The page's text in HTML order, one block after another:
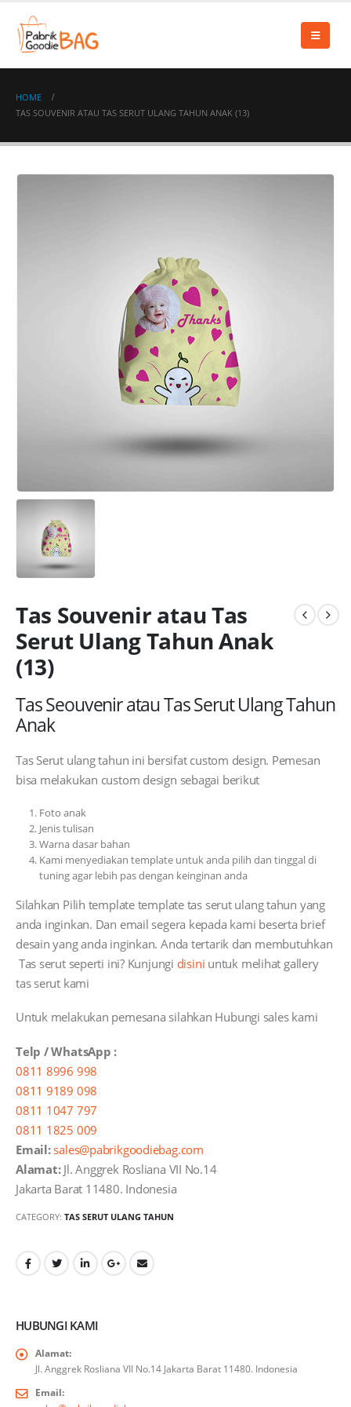
HOME
TAS SOUVENIR ATAU TAS SERUT ULANG TAHUN ANAK (13)
Tas Souvenir atau Tas
Serut Ulang Tahun Anak
(13)
Tas Seouvenir atau Tas Serut Ulang Tahun
Anak
Tas Serut ulang tahun ini bersifat custom design. Pemesan
bisa melakukan custom design sebagai berikut
Foto anak
Jenis tulisan
Warna dasar bahan
Kami menyediakan template untuk anda pilih dan tinggal di
tuning agar lebih pas dengan keinginan anda
Silahkan Pilih template template tas serut ulang tahun yang
anda inginkan. Dan email segera kepada kami beserta brief
desain yang anda inginkan. Anda tertarik dan membutuhkan
Tas serut seperti ini? Kunjungi disini untuk melihat gallery
tas serut kami
Untuk melakukan pemesana silahkan Hubungi sales kami
Telp / WhatsApp :
0811 8996 998
0811 9189 098
0811 1047 797
0811 1825 009
Email: sales@pabrikgoodiebag.com
Alamat:Jl. Anggrek Rosliana VII No.14
Jakarta Barat 11480. Indonesia
CATEGORY: TAS SERUT ULANG TAHUN
HUBUNGI KAMI
Alamat:
Jl. Anggrek Rosliana VII No.14 Jakarta Barat 11480. Indonesia
Email: